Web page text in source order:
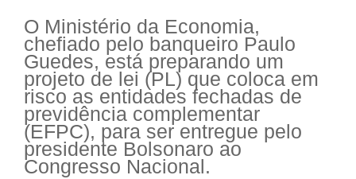
O Ministério da Economia,
chefiado pelo banqueiro Paulo
Guedes, está preparando um
projeto de lei (PL) que coloca em
risco as entidades fechadas de
previdência complementar
(EFPC), para ser entregue pelo
presidente Bolsonaro ao
Congresso Nacional.